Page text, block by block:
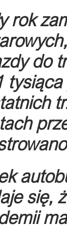
rok
do
tysiąca
się,